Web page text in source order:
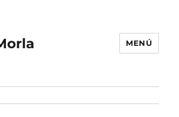
MENÚ